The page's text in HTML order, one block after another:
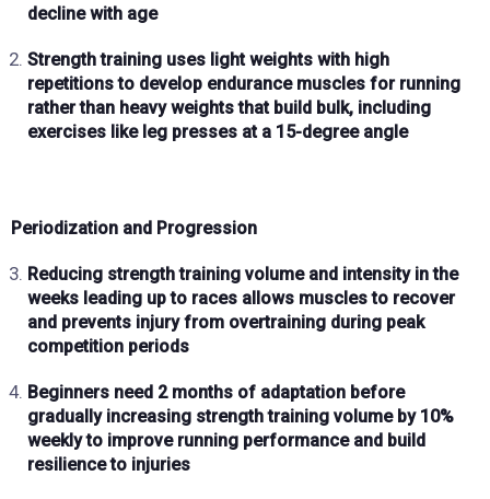
decline with age
Strength training uses light weights with high
repetitionsto develop endurance muscles for running
rather than heavy weights that build bulk, including
exercises like leg presses at a 15-degree angle
Periodization and Progression
Reducing strength training volume and intensity in the
weeks leading up to races allows muscles to recover
and prevents injury from overtraining during peak
competition periods
Beginners need 2 months of adaptation before
gradually increasing strength training volume by 10%
weeklyto improve running performance and build
resilience to injuries